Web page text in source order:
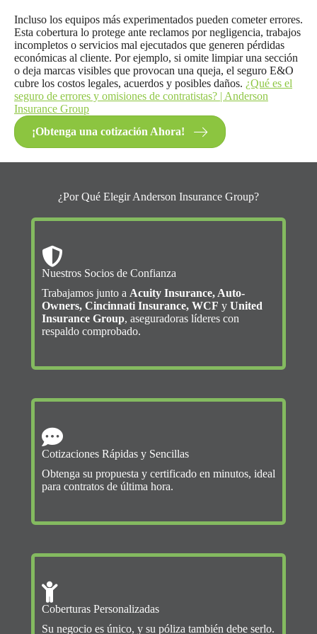
Incluso los equipos más experimentados pueden cometer errores.
Esta cobertura lo protege ante reclamos por negligencia, trabajos
incompletos o servicios mal ejecutados que generen pérdidas
económicas al cliente. Por ejemplo, si omite limpiar una sección
o deja marcas visibles que provocan una queja, el seguro E&O
cubre los costos legales, acuerdos y posibles daños. ¿Qué es el
seguro de errores y omisiones de contratistas? | Anderson
Insurance Group
¡Obtenga una cotización Ahora!
¿Por Qué Elegir Anderson Insurance Group?
Nuestros Socios de Confianza
Trabajamos junto a Acuity Insurance, Auto-
Owners, Cincinnati Insurance, WCF y United
Insurance Group, aseguradoras líderes con
respaldo comprobado.
Cotizaciones Rápidas y Sencillas
Obtenga su propuesta y certificado en minutos, ideal
para contratos de última hora.
Coberturas Personalizadas
Su negocio es único, y su póliza también debe serlo.